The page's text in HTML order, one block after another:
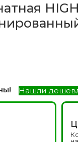
5 моделей
Нашли